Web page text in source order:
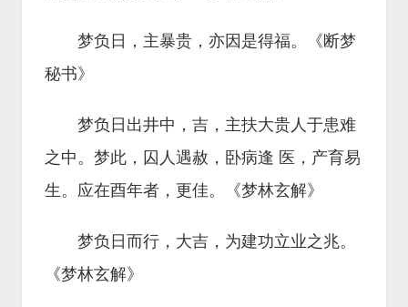
梦负日，主暴贵，亦因是得福。《断梦
秘书》
梦负日出井中，吉，主扶大贵人于患难
之中。梦此，囚人遇赦，卧病逢 医，产育易
生。应在酉年者，更佳。《梦林玄解》
梦负日而行，大吉，为建功立业之兆。
《梦林玄解》